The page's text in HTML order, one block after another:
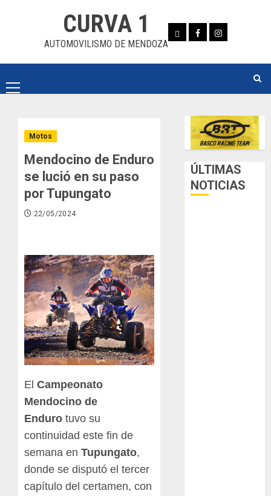
CURVA 1
AUTOMOVILISMO DE MENDOZA
Whatsapp
FacebookInstagram
Primary
Menu
Motos
Mendocino de Enduro
se lució en su paso
por Tupungato
22/05/2024
El Campeonato
Mendocino de
Enduro tuvo su
continuidad este fin de
semana en Tupungato,
donde se disputó el tercer
capítulo del certamen, con
ÚLTIMAS
NOTICIAS